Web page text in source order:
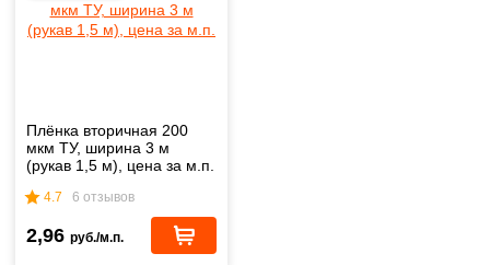
Плёнка вторичная 200
мкм ТУ, ширина 3 м
(рукав 1,5 м), цена за м.п.
4.7 6 отзывов
2,96 руб./м.п.